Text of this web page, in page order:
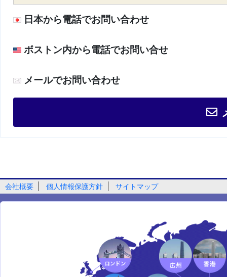
日本から電話でお問い合わせ
ボストン内から電話でお問い合せ
メールでお問い合わせ
会社概要 個人情報保護方針 サイトマップ